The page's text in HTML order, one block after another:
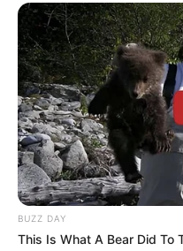
BUZZ DAY
This Is What A Bear Did To